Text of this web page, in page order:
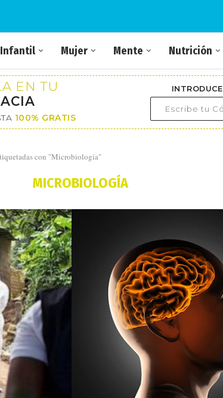
Infantil Mujer Mente Nutrición
EN TU
100% GRATIS
con "Microbiología"
MICROBIOLOGÍA